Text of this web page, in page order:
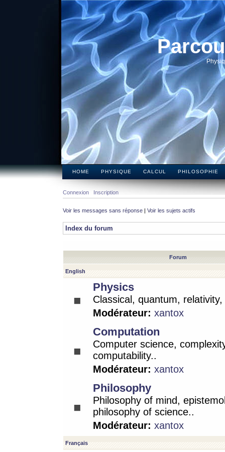
HOME PHYSIQUE CALCUL PHILOSOPHIE
Connexion Inscription
Voir les messages sans réponse | Voir les sujets actifs
Index du forum
Forum
English
Physics
Classical, quantum,
Modérateur: xantox
Computation
Computer science,
computability..
Modérateur: xantox
Philosophy
Philosophy of mind,
philosophy of science..
Modérateur: xantox
Français